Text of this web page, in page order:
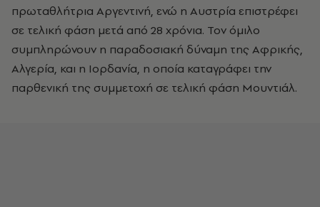
πρωταθλήτρια Αργεντινή, ενώ η Αυστρία επιστρέφει
σε τελική φάση μετά από 28 χρόνια. Τον όμιλο
συμπληρώνουν η παραδοσιακή δύναμη της Αφρικής,
Αλγερία, και η Ιορδανία, η οποία καταγράφει την
παρθενική της συμμετοχή σε τελική φάση Μουντιάλ.